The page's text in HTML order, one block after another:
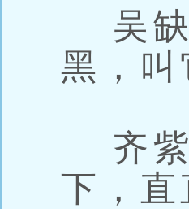
吴缺
黑，
齐紫
下，